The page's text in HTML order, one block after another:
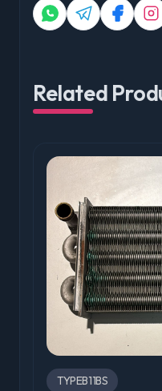
Related
TYPEB11BS